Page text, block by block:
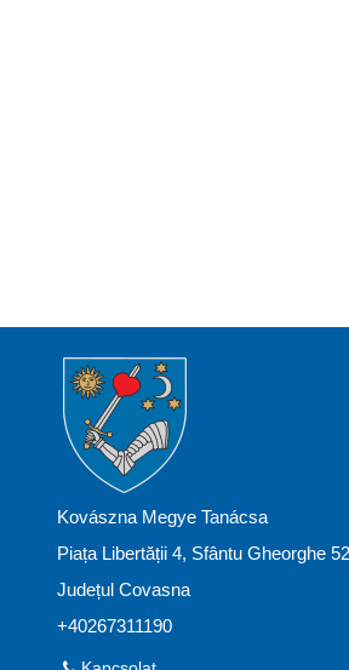
Kovászna Megye Tanácsa
Piața Libertății 4, Sfântu Gheorghe
Județul Covasna
+40267311190